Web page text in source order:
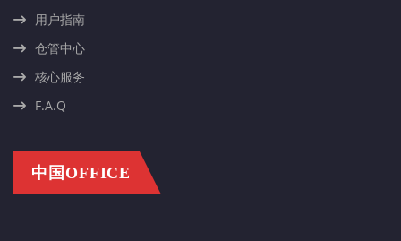
用户指南
仓管中心
核心服务
F.A.Q
中国OFFICE